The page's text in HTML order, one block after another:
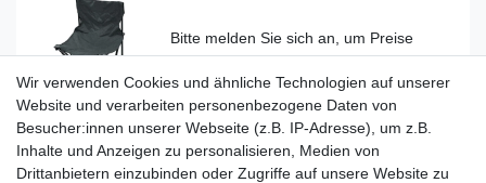
Artikel anzeigen
Outdoor Faltstuhl mit Lehne woodland
Wir verwenden Cookies und ähnliche Technologien auf unserer
Website und verarbeiten personenbezogene Daten von
Besucher:innen unserer Webseite (z.B. IP-Adresse), um z.B.
Inhalte und Anzeigen zu personalisieren, Medien von
Drittanbietern einzubinden oder Zugriffe auf unsere Website zu